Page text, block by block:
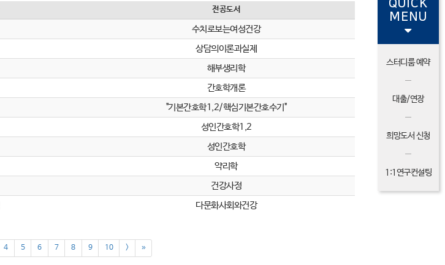
전공도서
수치로보는여성건강
상담의이론과실제
해부생리학
간호학개론
"기본간호학1,2/핵심기본간호수기"
성인간호학1,2
성인간호학
약리학
건강사정
다문화사회와건강
4 5 6 7 8 9 10 > »
QUICK
MENU
스터디룸 예약
대출/연장
희망도서 신청
1:1연구컨설팅